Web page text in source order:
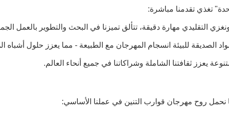
تغذي تقدمنا مباشرة:
التقليدي مهارة دقيقة، تتألق تميزنا في البحث والتطوير بالعمل
الصديقة للبيئة انسجام المهرجان مع الطبيعة - مما يعزز حلول أشباه
يعزز ثقافتنا الشاملة وشراكاتنا في جميع أنحاء العالم.